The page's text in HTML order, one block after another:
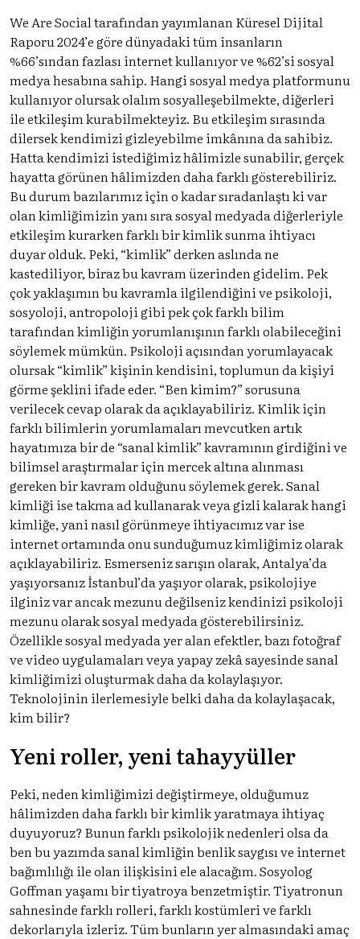
We Are Social tarafından yayımlanan Küresel Dijital
Raporu 2024’e göre dünyadaki tüm insanların
%66’sından fazlası internet kullanıyor ve %62’si sosyal
medya hesabına sahip. Hangi sosyal medya platformunu
kullanıyor olursak olalım sosyalleşebilmekte, diğerleri
ile etkileşim kurabilmekteyiz. Bu etkileşim sırasında
dilersek kendimizi gizleyebilme imkânına da sahibiz.
Hatta kendimizi istediğimiz hâlimizle sunabilir, gerçek
hayatta görünen hâlimizden daha farklı gösterebiliriz.
Bu durum bazılarımız için o kadar sıradanlaştı ki var
olan kimliğimizin yanı sıra sosyal medyada diğerleriyle
etkileşim kurarken farklı bir kimlik sunma ihtiyacı
duyar olduk. Peki, “kimlik” derken aslında ne
kastediliyor, biraz bu kavram üzerinden gidelim. Pek
çok yaklaşımın bu kavramla ilgilendiğini ve psikoloji,
sosyoloji, antropoloji gibi pek çok farklı bilim
tarafından kimliğin yorumlanışının farklı olabileceğini
söylemek mümkün. Psikoloji açısından yorumlayacak
olursak “kimlik” kişinin kendisini, toplumun da kişiyi
görme şeklini ifade eder. “Ben kimim?” sorusuna
verilecek cevap olarak da açıklayabiliriz. Kimlik için
farklı bilimlerin yorumlamaları mevcutken artık
hayatımıza bir de “sanal kimlik” kavramının girdiğini ve
bilimsel araştırmalar için mercek altına alınması
gereken bir kavram olduğunu söylemek gerek. Sanal
kimliği ise takma ad kullanarak veya gizli kalarak hangi
kimliğe, yani nasıl görünmeye ihtiyacımız var ise
internet ortamında onu sunduğumuz kimliğimiz olarak
açıklayabiliriz. Esmerseniz sarışın olarak, Antalya’da
yaşıyorsanız İstanbul’da yaşıyor olarak, psikolojiye
ilginiz var ancak mezunu değilseniz kendinizi psikoloji
mezunu olarak sosyal medyada gösterebilirsiniz.
Özellikle sosyal medyada yer alan efektler, bazı fotoğraf
ve video uygulamaları veya yapay zekâ sayesinde sanal
kimliğimizi oluşturmak daha da kolaylaşıyor.
Teknolojinin ilerlemesiyle belki daha da kolaylaşacak,
kim bilir?
Yeni roller, yeni tahayyüller
Peki, neden kimliğimizi değiştirmeye, olduğumuz
hâlimizden daha farklı bir kimlik yaratmaya ihtiyaç
duyuyoruz? Bunun farklı psikolojik nedenleri olsa da
ben bu yazımda sanal kimliğin benlik saygısı ve internet
bağımlılığı ile olan ilişkisini ele alacağım. Sosyolog
Goffman yaşamı bir tiyatroya benzetmiştir. Tiyatronun
sahnesinde farklı rolleri, farklı kostümleri ve farklı
dekorlarıyla izleriz. Tüm bunların yer almasındaki amaç